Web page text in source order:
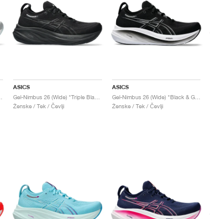
ASICS
Ženske / Tek / Čevlji
ASICS
Gel-Nimbus 26 (Wide) "Black & Graphite Grey"
Ženske / Tek / Čevlji